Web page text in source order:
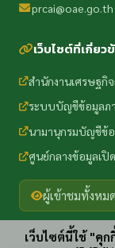
prcai@oae.go.th
เว็บไซต์ที่เกี่ยว
สำนักงานเศรษฐกิ
ระบบบัญชีข้อมูลภ
นามานุกรมบัญชีข้
ศูนย์กลางข้อมูลเปิ
ผู้เข้าชมทั้งหมด
เว็บไซต์นี้ใช้ "คุ